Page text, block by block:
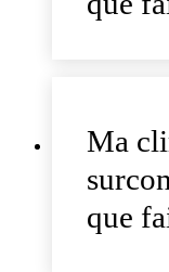
Ma
que